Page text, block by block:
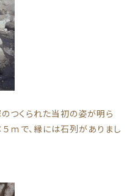
つくられた当初の姿が明ら
ｍで、縁には石列がありまし